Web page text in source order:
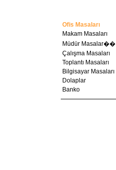
Ofis Masaları
Makam Masaları
Müdür Masalar��
Çalışma Masaları
Toplantı Masaları
Bilgisayar Masaları
Dolaplar
Banko